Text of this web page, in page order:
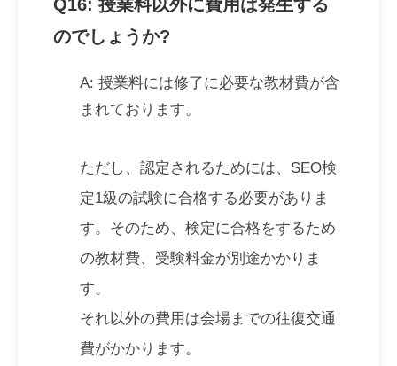
Q16: 授業料以外に費用は発生する
のでしょうか?
A: 授業料には修了に必要な教材費が含
まれております。
ただし、認定されるためには、SEO検
定1級の試験に合格する必要がありま
す。そのため、検定に合格をするため
の教材費、受験料金が別途かかりま
す。
それ以外の費用は会場までの往復交通
費がかかります。